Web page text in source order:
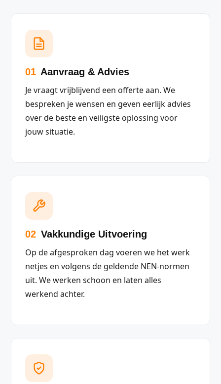
01 Aanvraag & Advies
Je vraagt vrijblijvend een offerte aan. We
bespreken je wensen en geven eerlijk advies
over de beste en veiligste oplossing voor
jouw situatie.
02 Vakkundige Uitvoering
Op de afgesproken dag voeren we het werk
netjes en volgens de geldende NEN-normen
uit. We werken schoon en laten alles
werkend achter.